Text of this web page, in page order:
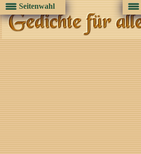
Seitenwahl